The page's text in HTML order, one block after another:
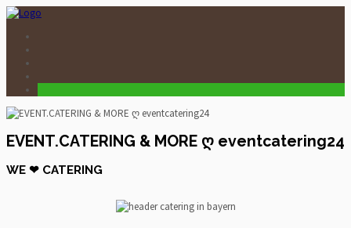
EVENT.CATERING & MORE ღ eventcatering24
WE ❤ CATERING